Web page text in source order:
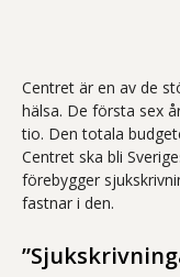
Centret är en av de
hälsa. De första sex
tio. Den totala
Centret ska bli
förebygger
fastnar i den.